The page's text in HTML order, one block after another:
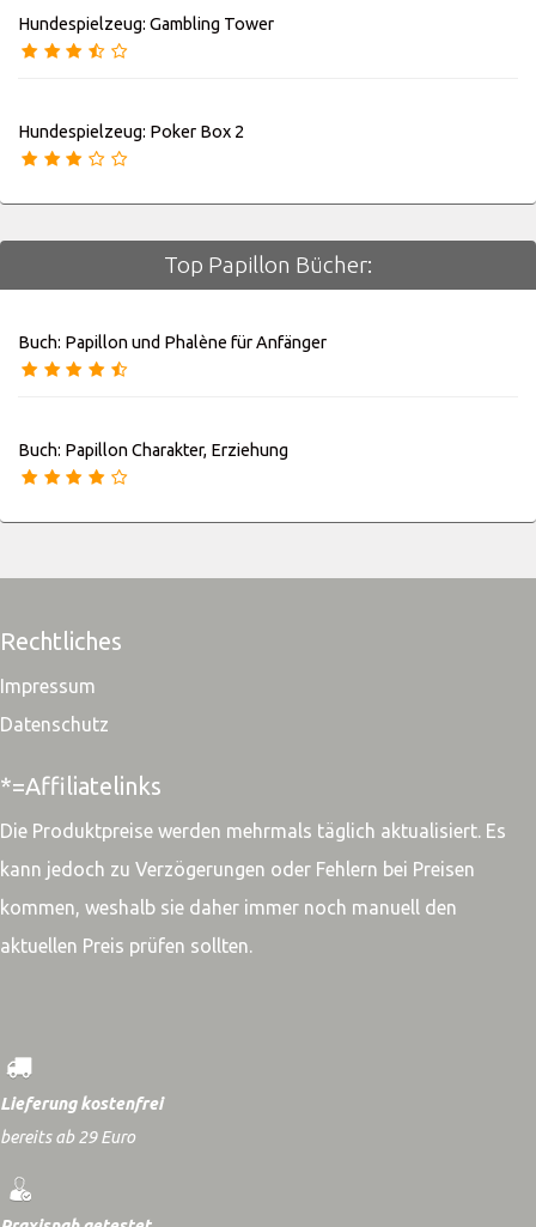
Hundespielzeug: Gambling Tower
Hundespielzeug: Poker Box 2
Top Papillon Bücher:
Buch: Papillon und Phalène für Anfänger
Buch: Papillon Charakter, Erziehung
Rechtliches
Impressum
Datenschutz
*=Affiliatelinks
Die Produktpreise werden mehrmals täglich aktualisiert. Es
kann jedoch zu Verzögerungen oder Fehlern bei Preisen
kommen, weshalb sie daher immer noch manuell den
aktuellen Preis prüfen sollten.
Lieferung kostenfrei
bereits ab 29 Euro